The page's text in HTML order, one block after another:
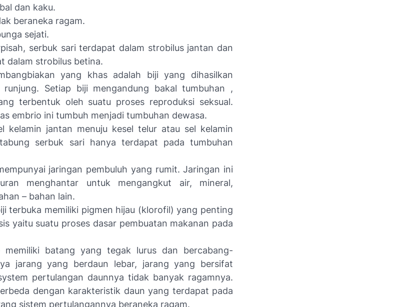
dan kaku.
beraneka ragam.
sejati.
serbuk sari terdapat dalam strobilus jantan dan
dalam strobilus betina.
yang khas adalah biji yang dihasilkan
runjung. Setiap biji mengandung bakal tumbuhan ,
terbentuk oleh suatu proses reproduksi seksual.
embrio ini tumbuh menjadi tumbuhan dewasa.
kelamin jantan menuju kesel telur atau sel kelamin
serbuk sari hanya terdapat pada tumbuhan
jaringan pembuluh yang rumit. Jaringan ini
menghantar untuk mengangkut air, mineral,
– bahan lain.
terbuka memiliki pigmen hijau (klorofil) yang penting
yaitu suatu proses dasar pembuatan makanan pada
memiliki batang yang tegak lurus dan bercabang-
jarang yang berdaun lebar, jarang yang bersifat
pertulangan daunnya tidak banyak ragamnya.
dengan karakteristik daun yang terdapat pada
sistem pertulangannya beraneka ragam.